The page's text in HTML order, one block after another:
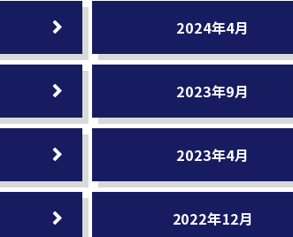
2024年4月
2023年9月
2023年4月
2022年12月